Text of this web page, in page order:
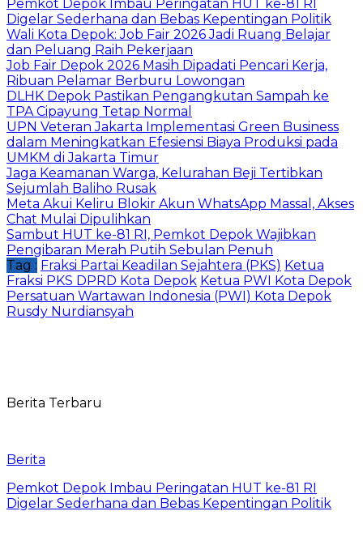
Pemkot Depok Imbau Peringatan HUT ke-81 RI
Digelar Sederhana dan Bebas Kepentingan Politik
Wali Kota Depok: Job Fair 2026 Jadi Ruang Belajar
dan Peluang Raih Pekerjaan
Job Fair Depok 2026 Masih Dipadati Pencari Kerja,
Ribuan Pelamar Berburu Lowongan
DLHK Depok Pastikan Pengangkutan Sampah ke
TPA Cipayung Tetap Normal
UPN Veteran Jakarta Implementasi Green Business
dalam Meningkatkan Efesiensi Biaya Produksi pada
UMKM di Jakarta Timur
Jaga Keamanan Warga, Kelurahan Beji Tertibkan
Sejumlah Baliho Rusak
Meta Akui Keliru Blokir Akun WhatsApp Massal, Akses
Chat Mulai Dipulihkan
Sambut HUT ke-81 RI, Pemkot Depok Wajibkan
Pengibaran Merah Putih Sebulan Penuh
Tag : Fraksi Partai Keadilan Sejahtera (PKS) Ketua
Fraksi PKS DPRD Kota Depok Ketua PWI Kota Depok
Persatuan Wartawan Indonesia (PWI) Kota Depok
Rusdy Nurdiansyah
Berita Terbaru
Berita
Pemkot Depok Imbau Peringatan HUT ke-81 RI
Digelar Sederhana dan Bebas Kepentingan Politik